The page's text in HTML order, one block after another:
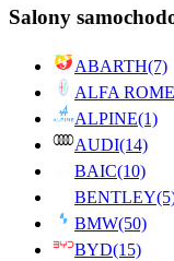
Salony
ABARTH(7)
ALFA
ALPINE(1)
AUDI(14)
BAIC(10)
BENTLEY
BMW(50)
BYD(15)